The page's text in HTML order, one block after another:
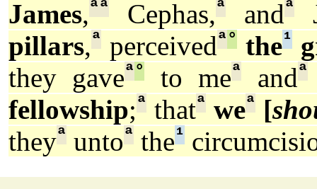
James,ªª Cephas,ª andª
pillars,ª perceivedª° the¹
they gaveª° to meª andª
fellowship;ª thatª weª [
theyª untoª the¹